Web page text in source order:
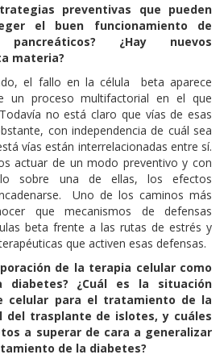
preventivas que pueden
el buen funcionamiento de
¿Hay nuevos
materia?
el fallo en la célula beta aparece
un proceso multifactorial en el que
no está claro que vías de esas
con independencia de cuál sea
vías están interrelacionadas entre sí.
actuar de un modo preventivo y con
sobre una de ellas, los efectos
Uno de los caminos más
que mecanismos de defensas
beta frente a las rutas de estrés y
que activen esas defensas.
de la terapia celular como
¿Cuál es la situación
celular para el tratamiento de la
del trasplante de islotes, y cuáles
a superar de cara a generalizar
de la diabetes?